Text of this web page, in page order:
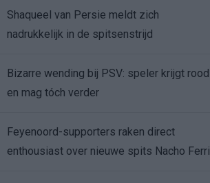
Shaqueel van Persie meldt zich
nadrukkelijk in de spitsenstrijd
Bizarre wending bij PSV: speler krijgt rood
en mag tóch verder
Feyenoord-supporters raken direct
enthousiast over nieuwe spits Nacho Ferri